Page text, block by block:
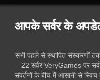
आपके सर्वर के
सभी पहले से स्थापित संस्करणों तक
22 सर्वर VeryGames पर
संवर्तनों के बीच में आसानी से